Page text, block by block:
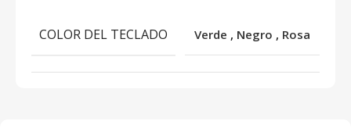
COLOR DEL TECLADO Verde , Negro , Rosa